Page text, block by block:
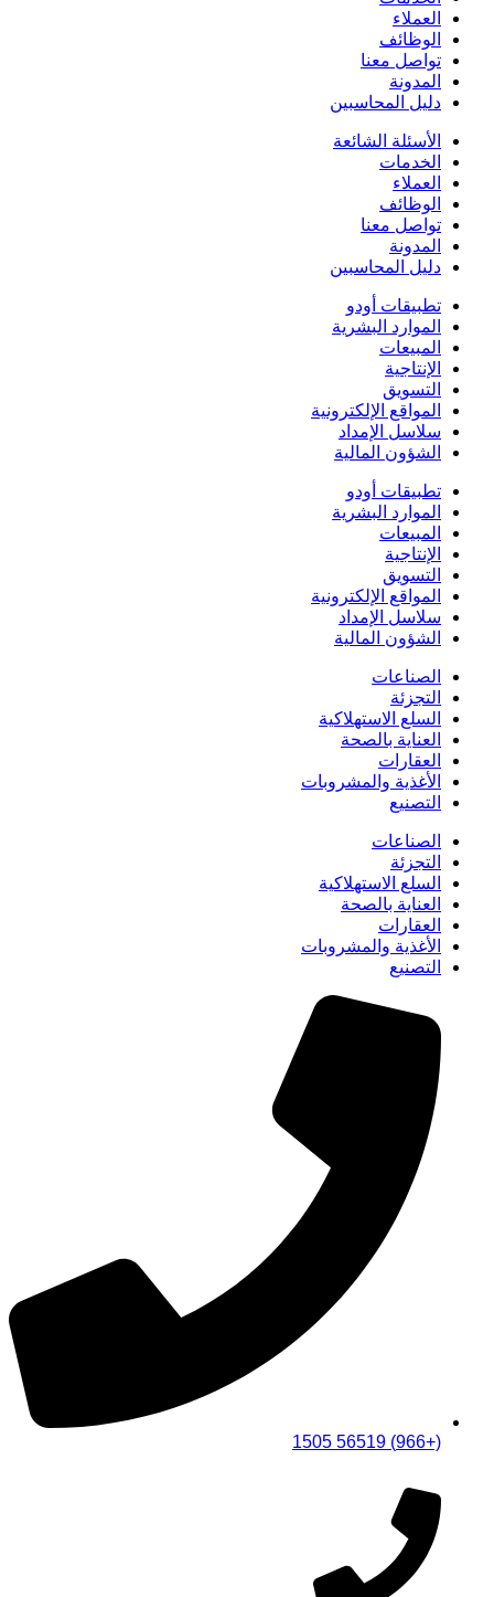
العملاء
الوظائف
تواصل معنا
المدونة
دليل المحاسبين
الأسئلة الشائعة
الخدمات
العملاء
الوظائف
تواصل معنا
المدونة
دليل المحاسبين
تطبيقات أودو
الموارد البشرية
المبيعات
الإنتاجية
التسويق
المواقع الإلكترونية
سلاسل الإمداد
الشؤون المالية
تطبيقات أودو
الموارد البشرية
المبيعات
الإنتاجية
التسويق
المواقع الإلكترونية
سلاسل الإمداد
الشؤون المالية
الصناعات
التجزئة
السلع الاستهلاكية
العناية بالصحة
العقارات
الأغذية والمشروبات
التصنيع
الصناعات
التجزئة
السلع الاستهلاكية
العناية بالصحة
العقارات
الأغذية والمشروبات
التصنيع
(+966) 56519 1505